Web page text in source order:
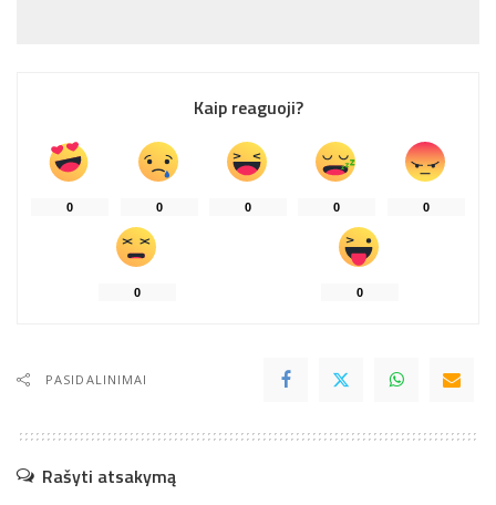
Kaip reaguoji?
0 0 0 0 0
0 0
PASIDALINIMAI
Rašyti atsakymą